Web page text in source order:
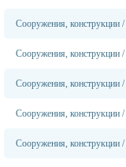
Сооружения, конструкции /
Сооружения, конструкции /
Сооружения, конструкции /
Сооружения, конструкции /
Сооружения, конструкции /